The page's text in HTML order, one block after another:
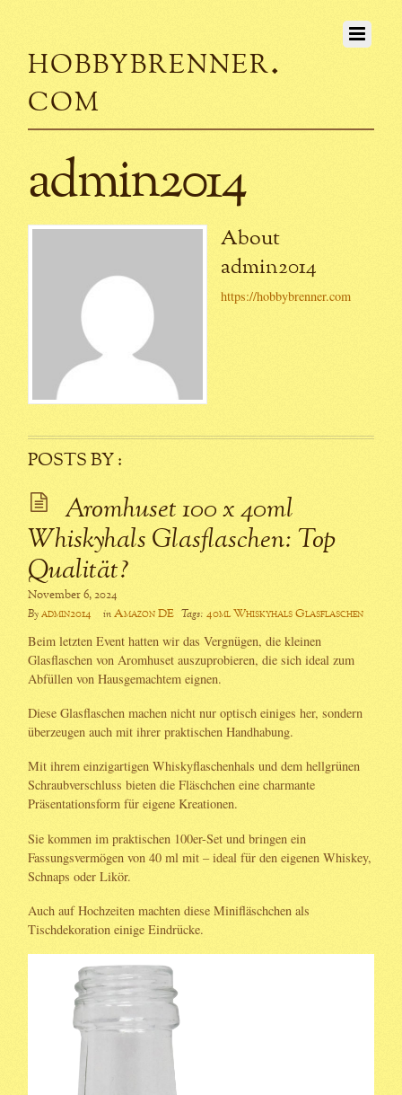
hobbybrenner.
com
admin2014
About
admin2014
https://hobbybrenner.com
POSTS BY :
Aromhuset 100 x 40ml
Whiskyhals Glasflaschen: Top
Qualität?
November 6, 2024
Byadmin2014 inAmazon DE Tags: 40ml Whiskyhals Glasflaschen
Beim letzten Event hatten wir das Vergnügen, die kleinen
Glasflaschen von Aromhuset auszuprobieren, die sich ideal zum
Abfüllen von Hausgemachtem eignen.
Diese Glasflaschen machen nicht nur optisch einiges her, sondern
überzeugen auch mit ihrer praktischen Handhabung.
Mit ihrem einzigartigen Whiskyflaschenhals und dem hellgrünen
Schraubverschluss bieten die Fläschchen eine charmante
Präsentationsform für eigene Kreationen.
Sie kommen im praktischen 100er-Set und bringen ein
Fassungsvermögen von 40 ml mit – ideal für den eigenen Whiskey,
Schnaps oder Likör.
Auch auf Hochzeiten machten diese Minifläschchen als
Tischdekoration einige Eindrücke.